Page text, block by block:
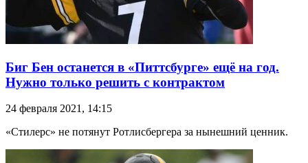
Биг Бен останется в «Питтсбурге» ещё на год.
Нужно только решить с контрактом
24 февраля 2021, 14:15
«Стилерс» не потянут Ротлисбергера за нынешний ценник.